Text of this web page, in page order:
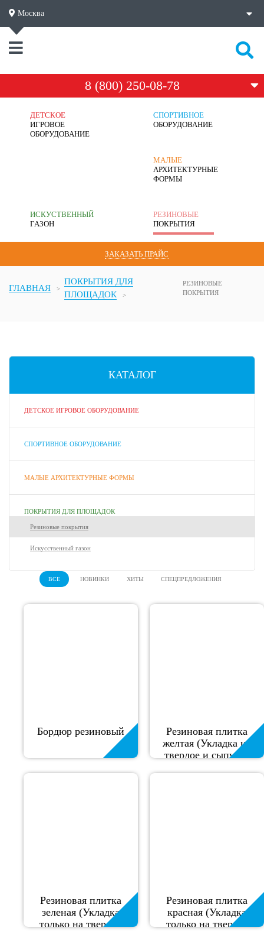
Москва
8 (800) 250-08-78
ДЕТСКОЕ
ИГРОВОЕ
ОБОРУДОВАНИЕ
СПОРТИВНОЕ
ОБОРУДОВАНИЕ
МАЛЫЕ
АРХИТЕКТУРНЫЕ
ФОРМЫ
ИСКУСТВЕННЫЙ
ГАЗОН
РЕЗИНОВЫЕ
ПОКРЫТИЯ
ЗАКАЗАТЬ ПРАЙС
ГЛАВНАЯ
ПОКРЫТИЯ ДЛЯ
ПЛОЩАДОК
РЕЗИНОВЫЕ
ПОКРЫТИЯ
КАТАЛОГ
ДЕТСКОЕ ИГРОВОЕ ОБОРУДОВАНИЕ
СПОРТИВНОЕ ОБОРУДОВАНИЕ
МАЛЫЕ АРХИТЕКТУРНЫЕ ФОРМЫ
ПОКРЫТИЯ ДЛЯ ПЛОЩАДОК
Резиновые покрытия
Искусственный газон
ВСЕ НОВИНКИ ХИТЫ СПЕЦПРЕДЛОЖЕНИЯ
Бордюр резиновый
Резиновая плитка
желтая (Укладка на
твердое и сыпучее
Резиновая плитка
зеленая (Укладка
только на твердое
Резиновая плитка
красная (Укладка
только на твердое